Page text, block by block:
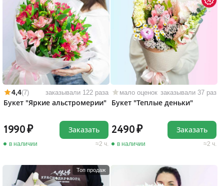
4,4(7) заказывали 122 раза
Букет "Яркие альстромерии"
1990
в наличии 2 ч.
Заказать
мало оценок заказывали 37 раз
Букет "Теплые деньки"
2490
в наличии 2 ч.
Заказать
Топ продаж